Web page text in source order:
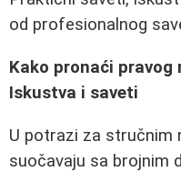
od profesionalnog
Kako pronaći
Iskustva i saveti
U potrazi za stručnim
suočavaju sa brojnim